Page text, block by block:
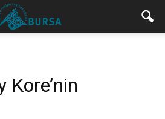
Kore’nin